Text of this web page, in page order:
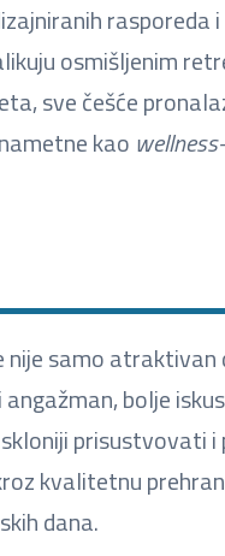
osmišljenim
sve češće
kao
samo
bolje
prisustvovati
kvalitetnu
dana.